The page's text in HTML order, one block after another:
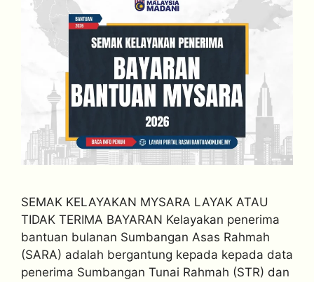
SEMAK KELAYAKAN MYSARA LAYAK ATAU
TIDAK TERIMA BAYARAN Kelayakan penerima
bantuan bulanan Sumbangan Asas Rahmah
(SARA) adalah bergantung kepada kepada data
penerima Sumbangan Tunai Rahmah (STR) dan